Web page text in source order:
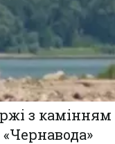
з